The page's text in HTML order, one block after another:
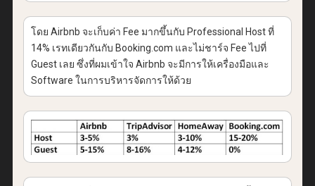
โดย Airbnb จะเก็บค่า Fee มากขึ้นกับ Professional Host ที่
14% เรทเดียวกันกับ Booking.com และไม่ชาร์จ Fee ไปที่
Guest เลย ซึ่งที่ผมเข้าใจ Airbnb จะมีการให้เครื่องมือและ
Software ในการบริหารจัดการให้ด้วย